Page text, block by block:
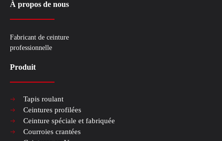
À propos de nous
Fabricant de ceinture
professionnelle
Produit
Tapis roulant
Ceintures profilées
Ceinture spéciale et fabriquée
Courroies crantées